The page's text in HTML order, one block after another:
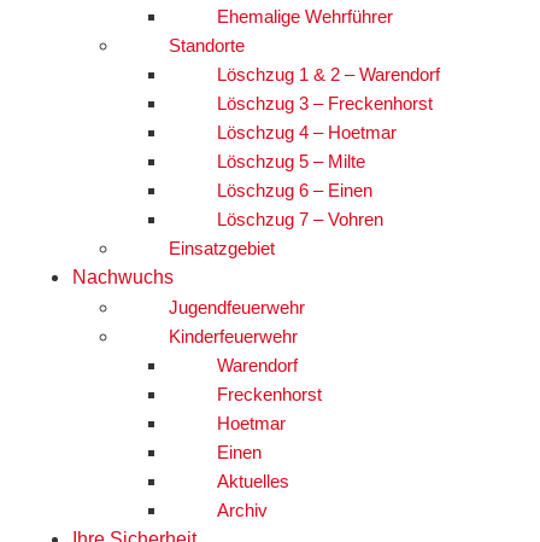
Ehemalige Wehrführer
Standorte
Löschzug 1 & 2 – Warendorf
Löschzug 3 – Freckenhorst
Löschzug 4 – Hoetmar
Löschzug 5 – Milte
Löschzug 6 – Einen
Löschzug 7 – Vohren
Einsatzgebiet
Nachwuchs
Jugendfeuerwehr
Kinderfeuerwehr
Warendorf
Freckenhorst
Hoetmar
Einen
Aktuelles
Archiv